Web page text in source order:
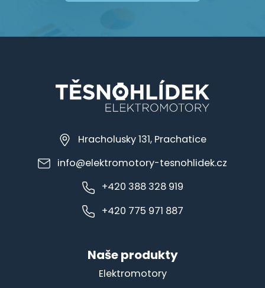
Hracholusky 131, Prachatice
info@elektromotory-tesnohlidek.cz
+420 388 328 919
+420 775 971 887
Naše produkty
Elektromotory